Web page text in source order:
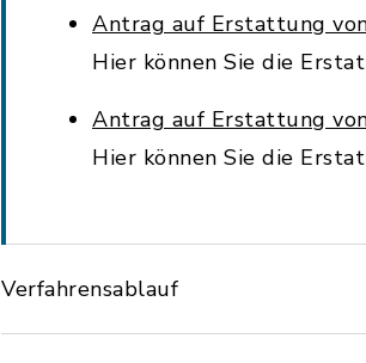
Antrag auf Erstattung
Hier können Sie die
Antrag auf Erstattung
Hier können Sie die
Verfahrensablauf